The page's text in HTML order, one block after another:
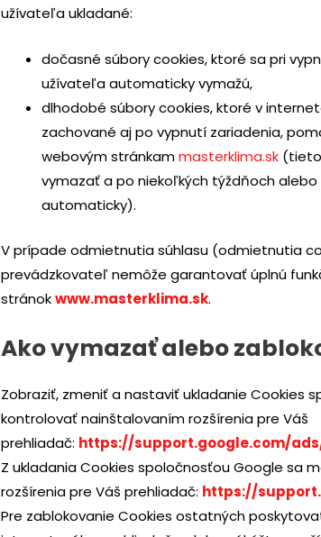
užívateľa ukladané:
dočasné súbory cookies, ktoré sa pri
užívateľa automaticky vymažú,
dlhodobé súbory cookies, ktoré v
zachované aj po vypnutí zariadenia,
webovým stránkammasterklima.sk
vymazať a po niekoľkých týždňoch
automaticky).
V prípade odmietnutia súhlasu (odmietnutia
prevádzkovateľ nemôže garantovať úplnú
stránokwww.masterklima.sk.
Ako vymazať alebo
Zobraziť, zmeniť a nastaviť ukladanie Cookies
kontrolovať nainštalovaním rozšírenia pre Váš
prehliadač: https://support.google.com/
Z ukladania Cookies spoločnosťou Google sa
rozšírenia pre Váš prehliadač: https://
Pre zablokovanie Cookies ostatných